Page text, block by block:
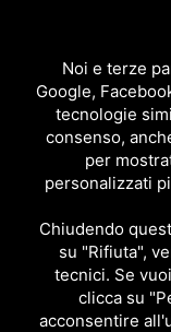
DOWNLOAD
CONTATTACI!
POLITICA DELLA QUALITÀ
PRIVACY
BAGNO
CUCINA
ACCESSORI
TUTTI I PRODOTTI
Noi e terze
Google,
tecnologie
consenso,
per
personalizzati
Chiudendo
su "Rifiuta",
tecnici. Se
clicca su
acconsentire